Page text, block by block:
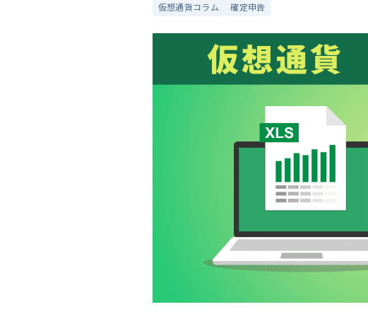
仮想通貨コラム 確定申告